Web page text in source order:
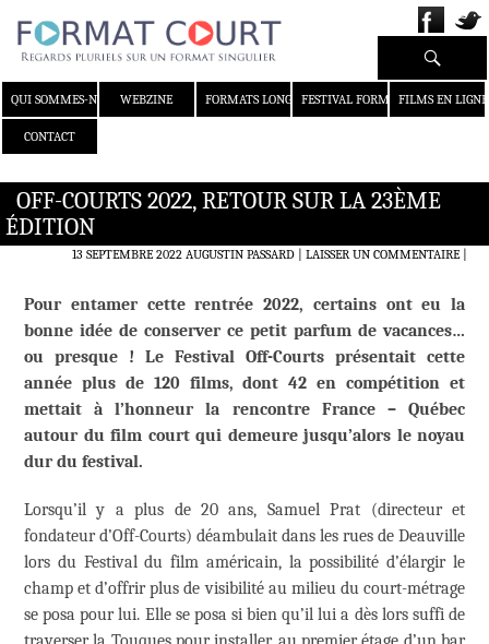
QUI SOMMES-NOUS ?WEBZINE FORMATS LONGS FESTIVAL FORMAT COURT
FILMS EN LIGNE
CONTACT
Recherche
OFF-COURTS 2022, RETOUR SUR LA 23ÈME
ÉDITION
13 SEPTEMBRE 2022 AUGUSTIN PASSARD LAISSER UN COMMENTAIRE|
Pour entamer cette rentrée 2022, certains ont eu la
bonne idée de conserver ce petit parfum de vacances…
ou presque ! Le Festival Off-Courts présentait cette
année plus de 120 films, dont 42 en compétition et
mettait à l’honneur la rencontre France – Québec
autour du film court qui demeure jusqu’alors le noyau
dur du festival.
Lorsqu’il y a plus de 20 ans, Samuel Prat (directeur et
fondateur d’Off-Courts) déambulait dans les rues de Deauville
lors du Festival du film américain, la possibilité d’élargir le
champ et d’offrir plus de visibilité au milieu du court-métrage
se posa pour lui. Elle se posa si bien qu’il lui a dès lors suffi de